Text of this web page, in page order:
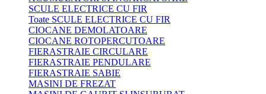
SCULE ELECTRICE CU FIR
Toate SCULE ELECTRICE CU FIR
CIOCANE DEMOLATOARE
CIOCANE ROTOPERCUTOARE
FIERASTRAIE CIRCULARE
FIERASTRAIE PENDULARE
FIERASTRAIE SABIE
MASINI DE FREZAT